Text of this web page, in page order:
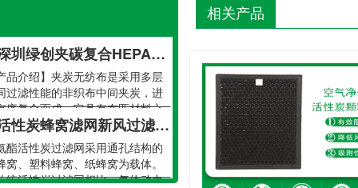
相关产品
统活性炭过滤网相比，气体动力
绿创夹碳复合HEPA过滤网炭布无纺口面罩滤芯吸咐炭膜片材料
品介绍】夹炭无纺布是采用多层
过滤性能的非织布中间夹炭，进
序复合而成。它具有布匹材料之
炭蜂窝滤网新风过滤系统 除甲醛除异味复合滤网空气过滤器
酯活性炭过滤网采用通孔结构的
窝、塑料蜂窝、纸蜂窝为载体。
统活性炭过滤网相比，气体动力